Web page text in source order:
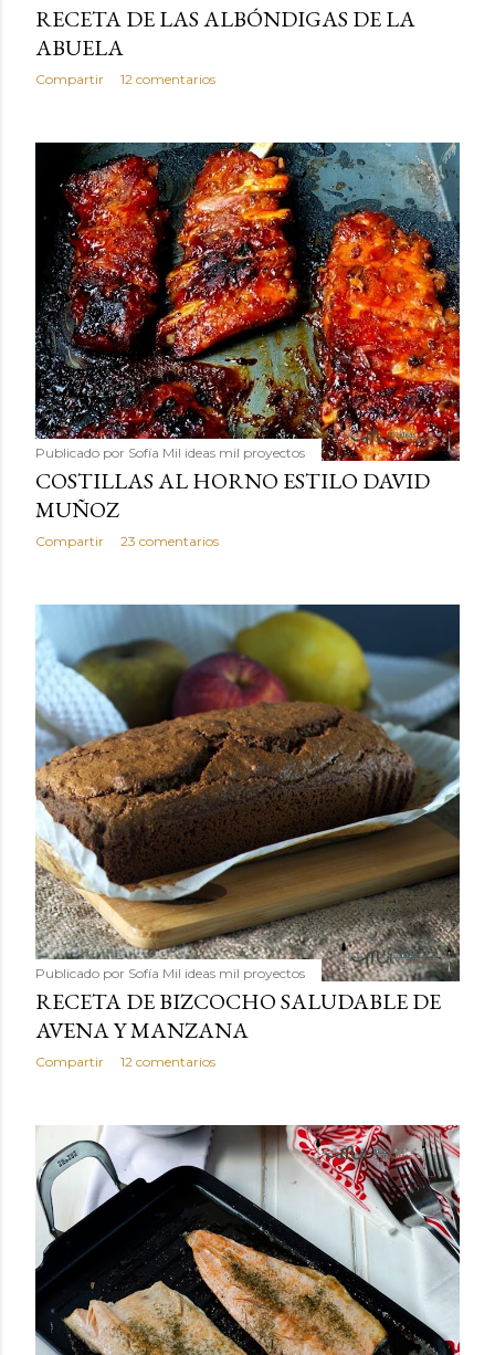
RECETA DE LAS ALBÓNDIGAS DE LA
ABUELA
Compartir 12 comentarios
Publicado por Sofía Mil ideas mil proyectos
COSTILLAS AL HORNO ESTILO DAVID
MUÑOZ
Compartir 23 comentarios
Publicado por Sofía Mil ideas mil proyectos
RECETA DE BIZCOCHO SALUDABLE DE
AVENA Y MANZANA
Compartir 12 comentarios